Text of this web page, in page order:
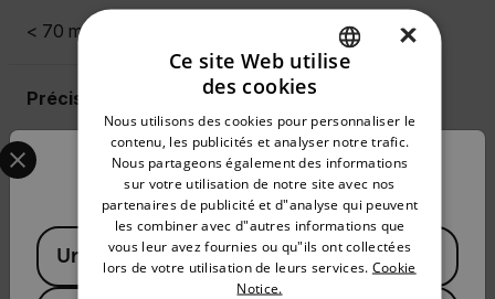
< 70 mK
Précision
0 à 100 ºC (32 à 212 ºF) :
±3 ºC (±5,5 ºF) ; 100 à
300 °C (212 à 572 °F) : ±3 %
[temp. ambiante 15 à 35 ºC
(59 à 95 ºF) et température de
l’objet supérieure à 0 ºC
(32 ºF)]
Confirm Location
Select your preferred country and language from the
Available Locations
United States
GERMAN
FRENCH
SPANISH
PORTUGUESE
×
Ce site Web utilise
des cookies
Nous utilisons des cookies pour personnaliser le
contenu, les publicités et analyser notre trafic.
Nous partageons également des informations
sur votre utilisation de notre site avec nos
partenaires de publicité et d"analyse qui peuvent
les combiner avec d"autres informations que
vous leur avez fournies ou qu"ils ont collectées
lors de votre utilisation de leurs services. Cookie
Notice.